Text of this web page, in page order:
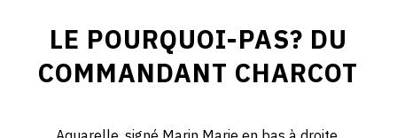
LE POURQUOI-PAS? DU
COMMANDANT CHARCOT